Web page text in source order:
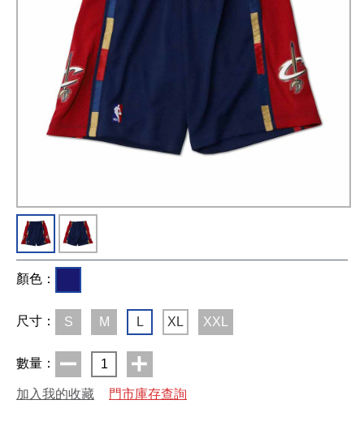
顏色：
尺寸： S M L XL XXL
數量： 1
加入我的收藏 門市庫存查詢